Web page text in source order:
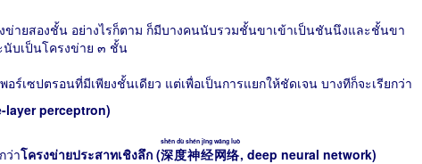
ายสองชั้น อย่างไรก็ตาม ก็มีบางคนนับรวมชั้นขาเข้าเป็นชันนึงและชั้นขา
บเป็นโครงข่าย ๓ ชั้น
ร์เซปตรอนที่มีเพียงชั้นเดียว แต่เพื่อเป็นการแยกให้ชัดเจน บางทีก็จะเรียกว่า
layer perceptron)
ว่าโครงข่ายประสาทเชิงลึก (深度神经网络
shēn dù shén jīng wǎng luò
, deep neural network)